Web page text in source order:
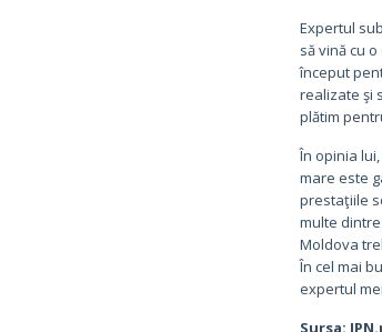
Expertul
să vină cu
început
realizate şi
plătim
În opinia
mare este
prestaţiile
multe
Moldova
În cel mai
expertul
Sursa: